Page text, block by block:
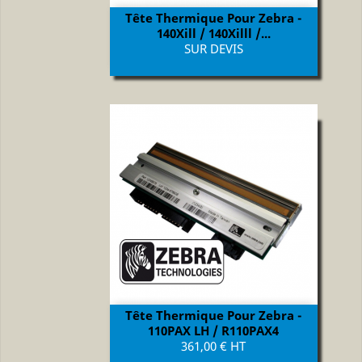
Tête Thermique Pour Zebra -
140Xill / 140Xilll /...
Prix
SUR DEVIS
Tête Thermique Pour Zebra -
110PAX LH / R110PAX4
Prix
361,00 € HT